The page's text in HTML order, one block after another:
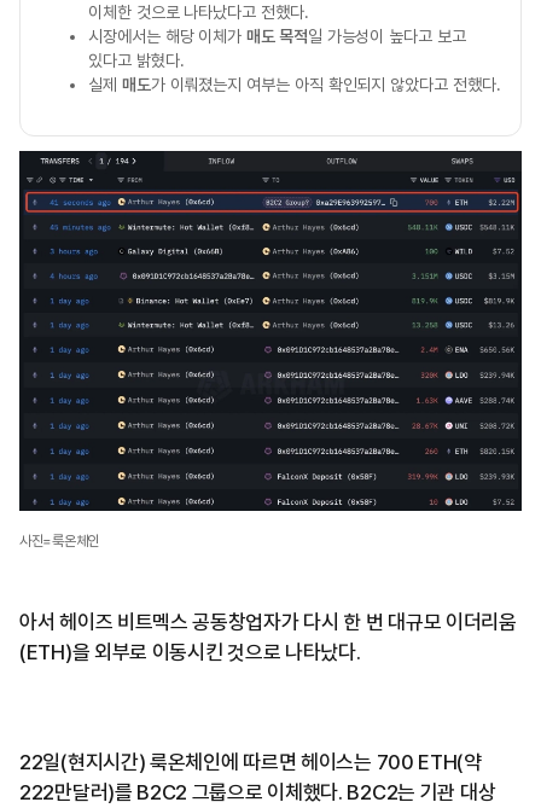
이체한 것으로 나타났다고 전했다.
시장에서는 해당 이체가매도 목적일 가능성이 높다고 보고
있다고 밝혔다.
실제 매도가 이뤄졌는지 여부는 아직 확인되지 않았다고 전했다.
사진=룩온체인
아서 헤이즈 비트멕스 공동창업자가 다시 한 번 대규모 이더리움
(ETH)을 외부로 이동시킨 것으로 나타났다.
22일(현지시간) 룩온체인에 따르면 헤이스는 700 ETH(약
222만달러)를 B2C2 그룹으로 이체했다. B2C2는 기관 대상